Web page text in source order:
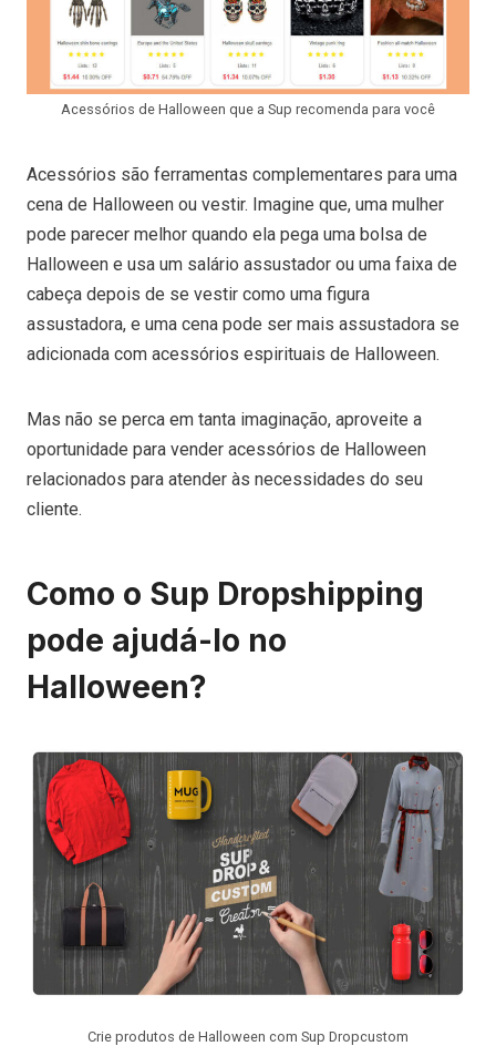
Acessórios de Halloween que a Sup recomenda para você
Acessórios são ferramentas complementares para uma
cena de Halloween ou vestir. Imagine que, uma mulher
pode parecer melhor quando ela pega uma bolsa de
Halloween e usa um salário assustador ou uma faixa de
cabeça depois de se vestir como uma figura
assustadora, e uma cena pode ser mais assustadora se
adicionada com acessórios espirituais de Halloween.
Mas não se perca em tanta imaginação, aproveite a
oportunidade para vender acessórios de Halloween
relacionados para atender às necessidades do seu
cliente.
Como o Sup Dropshipping
pode ajudá-lo no
Halloween?
Crie produtos de Halloween com Sup Dropcustom